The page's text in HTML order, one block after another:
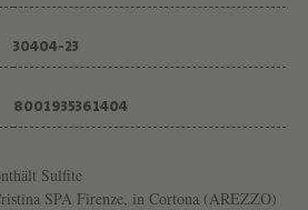
30404-23
8001935361404
Sulfite
SPA Firenze, in Cortona (AREZZO)